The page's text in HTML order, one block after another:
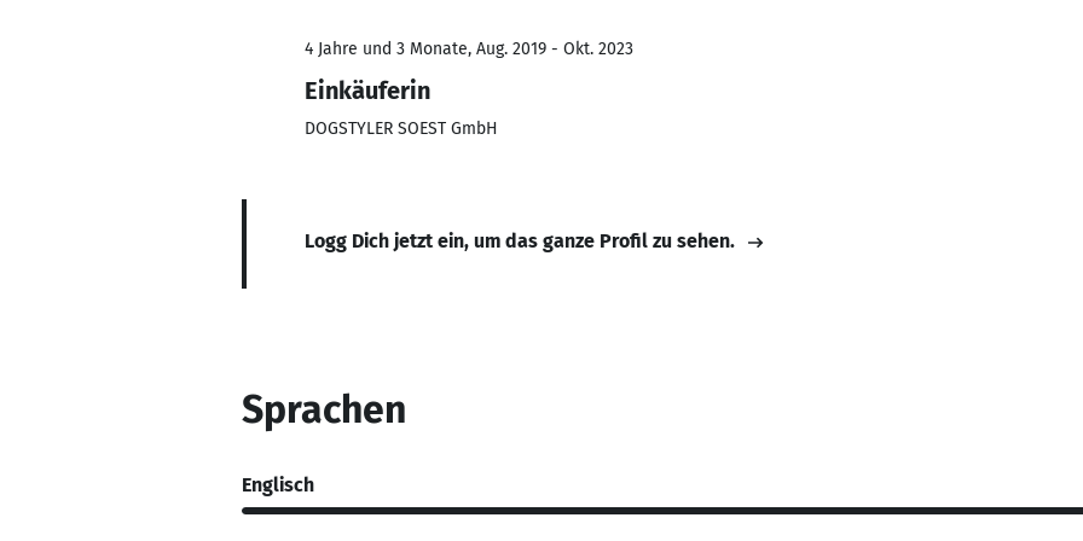
4 Jahre und 3 Monate, Aug. 2019 - Okt. 2023
Einkäuferin
DOGSTYLER SOEST GmbH
Logg Dich jetzt ein, um das ganze Profil zu sehen.
Sprachen
Englisch